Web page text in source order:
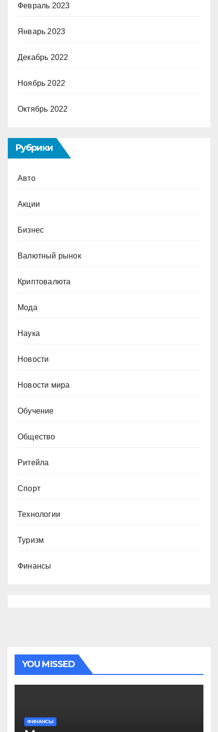
Февраль 2023
Январь 2023
Декабрь 2022
Ноябрь 2022
Октябрь 2022
Рубрики
Авто
Акции
Бизнес
Валютный рынок
Криптовалюта
Мода
Наука
Новости
Новости мира
Обучение
Общество
Ритейла
Спорт
Технологии
Туризм
Финансы
YOU MISSED
ФИНАНСЫ